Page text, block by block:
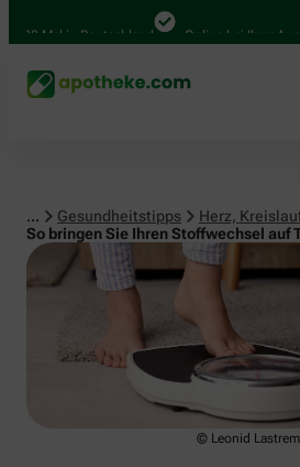
Mal in Deutschland Online bei Ihrer
... Gesundheitstipps
Herz,
So bringen Sie Ihren Stoffwechsel auf
Herz, Kreislauf & Stoffwechsel
© Leonid